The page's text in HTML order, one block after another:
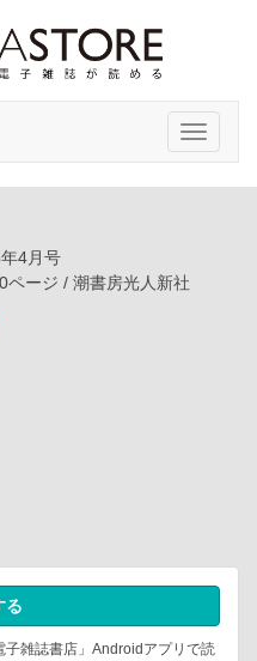
Toggle
4月号
ページ / 潮書房光人新社
る
雑誌書店」Androidアプリで読